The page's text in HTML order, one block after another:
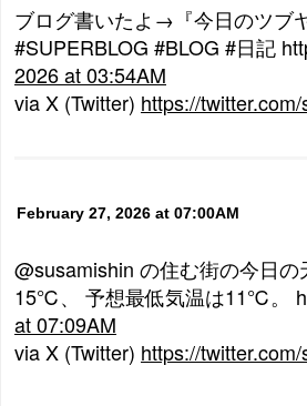
ブログ書いたよ→『今日のツブ
#SUPERBLOG #BLOG #日記
2026 at 03:54AM
via X (Twitter) https://
February 27, 2026 at 07:00AM
@susamishin の住む街の今日
15℃、 予想最低気温は11℃。
at 07:09AM
via X (Twitter) https://